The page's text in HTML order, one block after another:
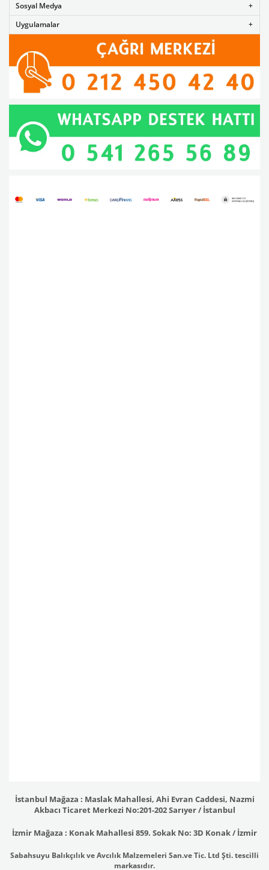
Sosyal Medya
Uygulamalar
İstanbul Mağaza : Maslak Mahallesi, Ahi Evran Caddesi, Nazmi
Akbacı Ticaret Merkezi No:201-202 Sarıyer / İstanbul
İzmir Mağaza : Konak Mahallesi 859. Sokak No: 3D Konak / İzmir
Sabahsuyu Balıkçılık ve Avcılık Malzemeleri San.ve Tic. Ltd Şti. tescilli
markasıdır.